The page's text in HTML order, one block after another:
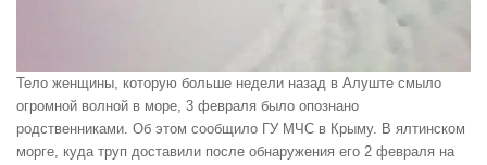
Тело женщины, которую больше недели назад в Алуште смыло
огромной волной в море, 3 февраля было опознано
родственниками. Об этом сообщило ГУ МЧС в Крыму. В ялтинском
морге, куда труп доставили после обнаружения его 2 февраля на